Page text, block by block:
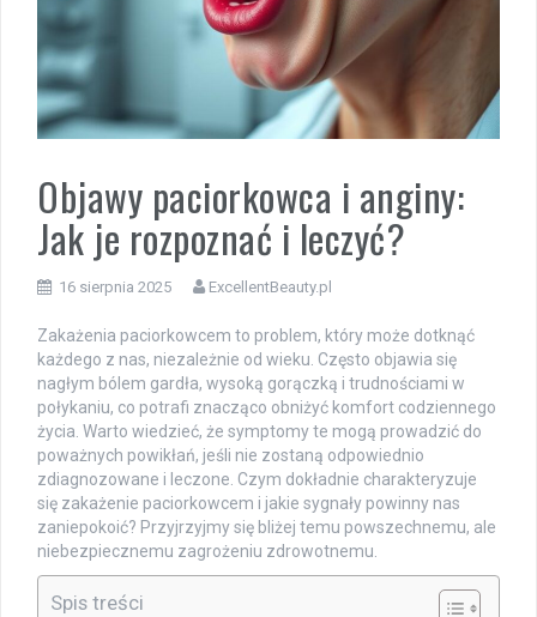
Objawy paciorkowca i anginy:
Jak je rozpoznać i leczyć?
16 sierpnia 2025 ExcellentBeauty.pl
Zakażenia paciorkowcem to problem, który może dotknąć
każdego z nas, niezależnie od wieku. Często objawia się
nagłym bólem gardła, wysoką gorączką i trudnościami w
połykaniu, co potrafi znacząco obniżyć komfort codziennego
życia. Warto wiedzieć, że symptomy te mogą prowadzić do
poważnych powikłań, jeśli nie zostaną odpowiednio
zdiagnozowane i leczone. Czym dokładnie charakteryzuje
się zakażenie paciorkowcem i jakie sygnały powinny nas
zaniepokoić? Przyjrzyjmy się bliżej temu powszechnemu, ale
niebezpiecznemu zagrożeniu zdrowotnemu.
Spis treści